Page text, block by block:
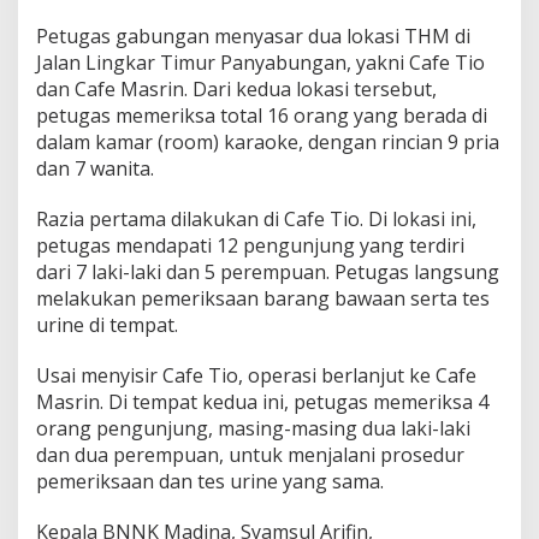
Petugas gabungan menyasar dua lokasi THM di
Jalan Lingkar Timur Panyabungan, yakni Cafe Tio
dan Cafe Masrin. Dari kedua lokasi tersebut,
petugas memeriksa total 16 orang yang berada di
dalam kamar (room) karaoke, dengan rincian 9 pria
dan 7 wanita.
Razia pertama dilakukan di Cafe Tio. Di lokasi ini,
petugas mendapati 12 pengunjung yang terdiri
dari 7 laki-laki dan 5 perempuan. Petugas langsung
melakukan pemeriksaan barang bawaan serta tes
urine di tempat.
Usai menyisir Cafe Tio, operasi berlanjut ke Cafe
Masrin. Di tempat kedua ini, petugas memeriksa 4
orang pengunjung, masing-masing dua laki-laki
dan dua perempuan, untuk menjalani prosedur
pemeriksaan dan tes urine yang sama.
Kepala BNNK Madina, Syamsul Arifin,